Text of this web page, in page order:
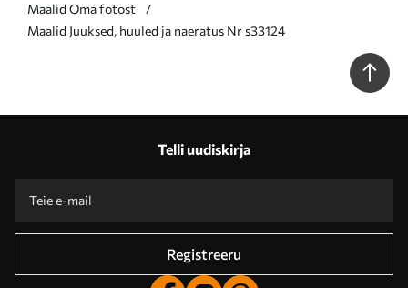
Maalid Oma fotost
Maalid Juuksed, huuled ja naeratus Nr s33124
Telli uudiskirja
Registreeru